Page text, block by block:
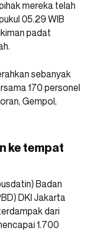
mereka telah
05.29 WIB
padat
sebanyak
170 personel
Gempol,
ke tempat
Badan
DKI Jakarta
dari
1.700